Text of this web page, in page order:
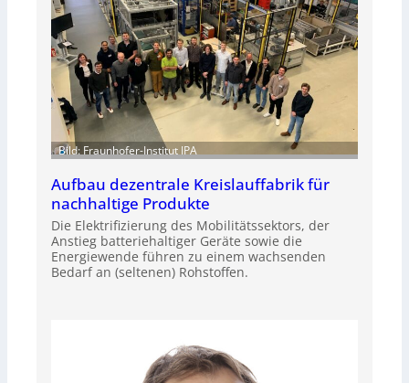
Bild: Fraunhofer-Institut IPA
Aufbau dezentrale Kreislauffabrik für
nachhaltige Produkte
Die Elektrifizierung des Mobilitätssektors, der
Anstieg batteriehaltiger Geräte sowie die
Energiewende führen zu einem wachsenden
Bedarf an (seltenen) Rohstoffen.